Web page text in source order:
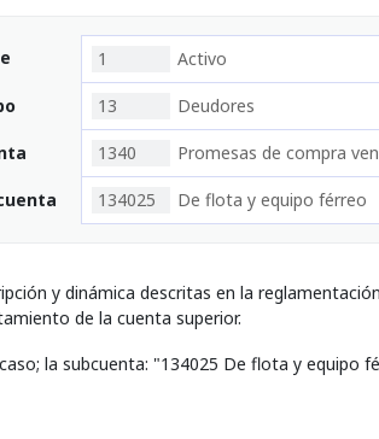
1 Activo
13 Deudores
1340 Promesas de compra
134025 De flota y equipo férreo
y dinámica descritas en la
de la cuenta superior.
la subcuenta: "134025 De flota y equipo